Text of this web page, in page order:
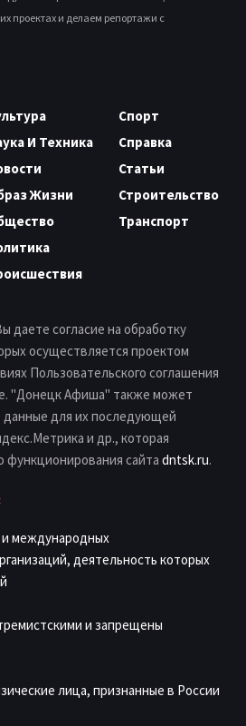
проектах и делаем репортажи с
И Техника
Жизни
Спорт
Справка
Статьи
Строительство
Транспорт
даете согласие на обработку
осуществляется проектом
Пользовательского соглашения
"Донецк Афиша" также может
данные для их последующей
и др., которая
функционирования сайта dntsk.ru.
и международных
деятельность которых
и запрещены
лица, признанные в России